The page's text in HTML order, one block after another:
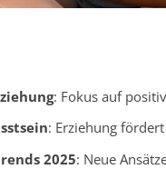
: Fokus auf
: Erziehung
2025: Neue